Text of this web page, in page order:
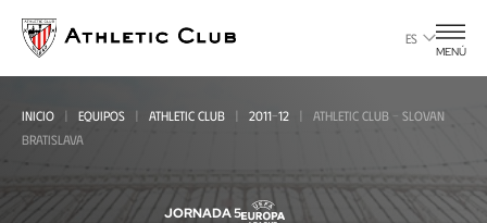
contenido
principal
ES
MENÚ
INICIO EQUIPOS ATHLETIC CLUB 2011-12
ATHLETIC CLUB - SLOVAN
BRATISLAVA
JORNADA 5